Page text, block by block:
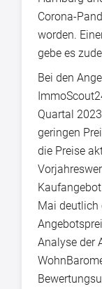
Corona-
worden.
gebe es
Bei den
Quartal
geringen
die Preise
Mai deutlich
Analyse der